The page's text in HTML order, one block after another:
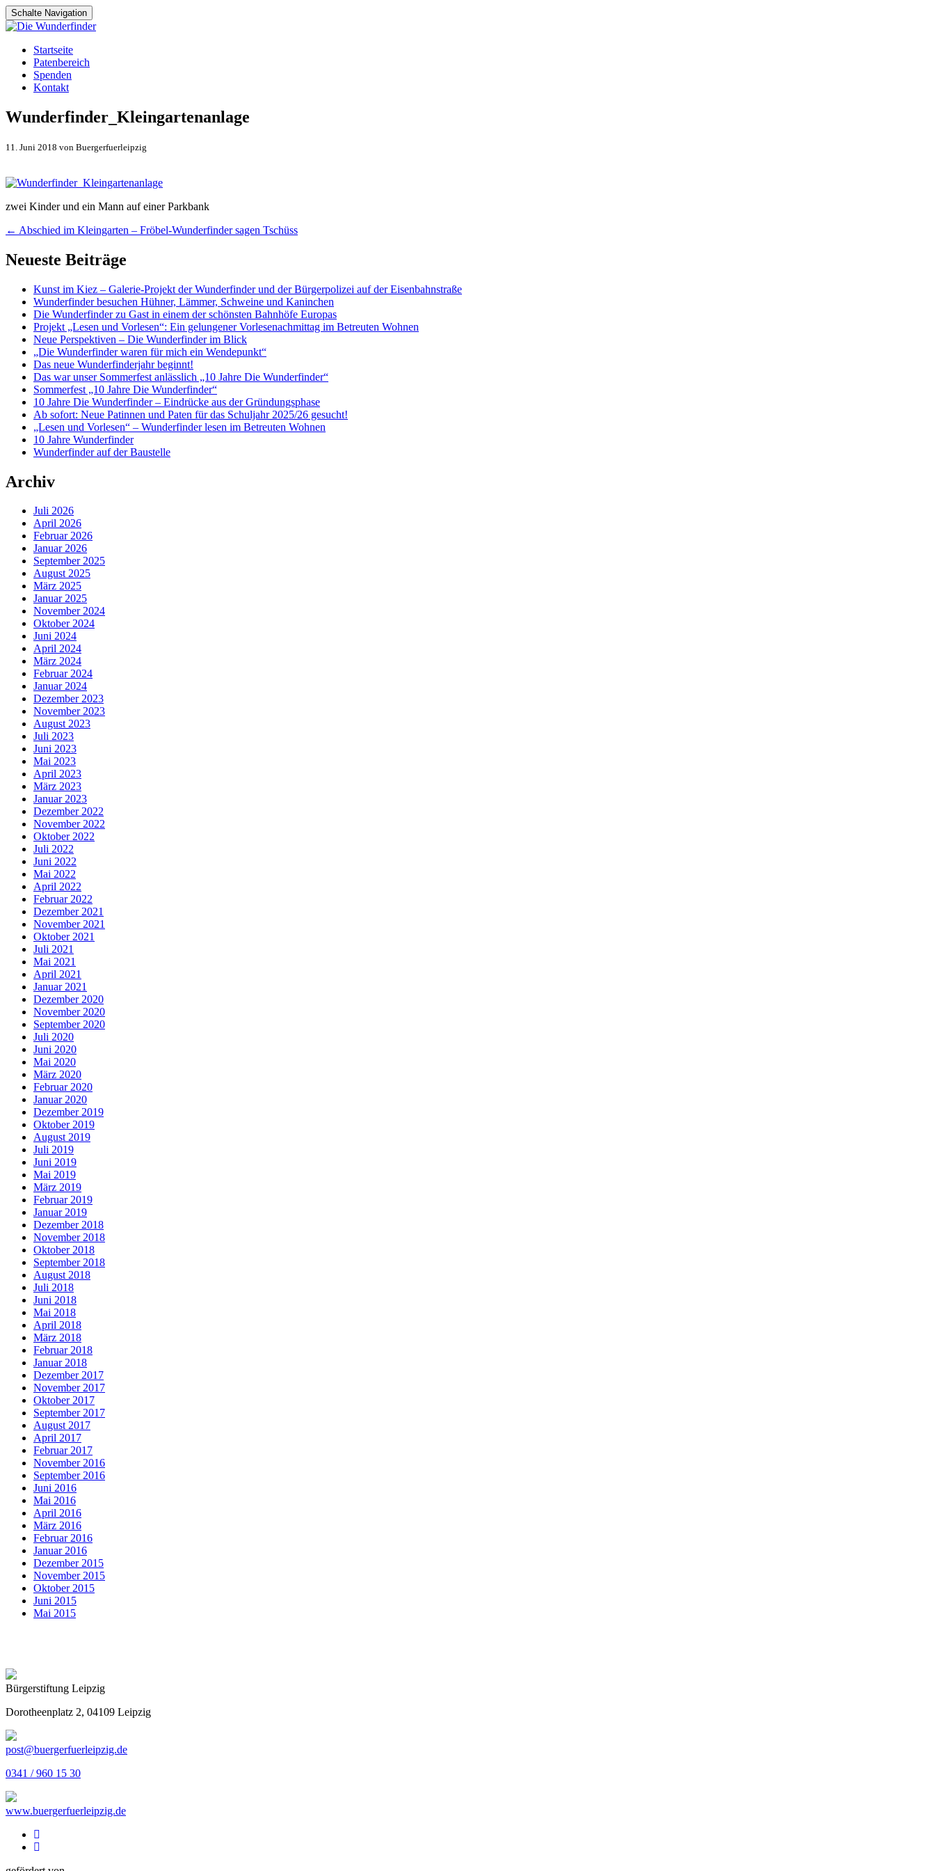
Schalte Navigation
Zum
Inhalt
springen
Startseite
Patenbereich
Spenden
Kontakt
Wunderfinder_Kleingartenanlage
11. Juni 2018 von Buergerfuerleipzig
zwei Kinder und ein Mann auf einer Parkbank
Artikel-
Navigation
← Abschied im Kleingarten – Fröbel-Wunderfinder sagen Tschüss
Neueste Beiträge
Kunst im Kiez – Galerie-Projekt der Wunderfinder und der Bürgerpolizei auf der Eisenbahnstraße
Wunderfinder besuchen Hühner, Lämmer, Schweine und Kaninchen
Die Wunderfinder zu Gast in einem der schönsten Bahnhöfe Europas
Projekt „Lesen und Vorlesen“: Ein gelungener Vorlesenachmittag im Betreuten Wohnen
Neue Perspektiven – Die Wunderfinder im Blick
„Die Wunderfinder waren für mich ein Wendepunkt“
Das neue Wunderfinderjahr beginnt!
Das war unser Sommerfest anlässlich „10 Jahre Die Wunderfinder“
Sommerfest „10 Jahre Die Wunderfinder“
10 Jahre Die Wunderfinder – Eindrücke aus der Gründungsphase
Ab sofort: Neue Patinnen und Paten für das Schuljahr 2025/26 gesucht!
„Lesen und Vorlesen“ – Wunderfinder lesen im Betreuten Wohnen
10 Jahre Wunderfinder
Wunderfinder auf der Baustelle
Archiv
Juli 2026
April 2026
Februar 2026
Januar 2026
September 2025
August 2025
März 2025
Januar 2025
November 2024
Oktober 2024
Juni 2024
April 2024
März 2024
Februar 2024
Januar 2024
Dezember 2023
November 2023
August 2023
Juli 2023
Juni 2023
Mai 2023
April 2023
März 2023
Januar 2023
Dezember 2022
November 2022
Oktober 2022
Juli 2022
Juni 2022
Mai 2022
April 2022
Februar 2022
Dezember 2021
November 2021
Oktober 2021
Juli 2021
Mai 2021
April 2021
Januar 2021
Dezember 2020
November 2020
September 2020
Juli 2020
Juni 2020
Mai 2020
März 2020
Februar 2020
Januar 2020
Dezember 2019
Oktober 2019
August 2019
Juli 2019
Juni 2019
Mai 2019
März 2019
Februar 2019
Januar 2019
Dezember 2018
November 2018
Oktober 2018
September 2018
August 2018
Juli 2018
Juni 2018
Mai 2018
April 2018
März 2018
Februar 2018
Januar 2018
Dezember 2017
November 2017
Oktober 2017
September 2017
August 2017
April 2017
Februar 2017
November 2016
September 2016
Juni 2016
Mai 2016
April 2016
März 2016
Februar 2016
Januar 2016
Dezember 2015
November 2015
Oktober 2015
Juni 2015
Mai 2015
Bürgerstiftung Leipzig
Dorotheenplatz 2, 04109 Leipzig
post@buergerfuerleipzig.de
0341 / 960 15 30
www.buergerfuerleipzig.de